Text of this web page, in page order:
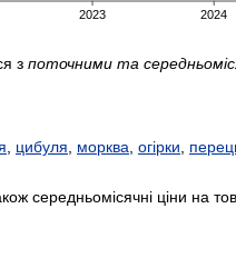
з поточними та
цибуля морква огірки
середньомісячні ціни на